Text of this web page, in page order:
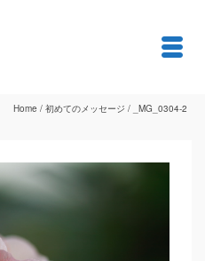
Home / 初めてのメッセージ / _MG_0304-2